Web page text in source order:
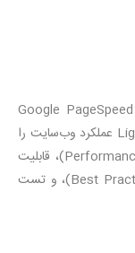
ارزیابی وب‌سایت با ابزار Lighthouse از طریق Google PageSpeed
Insights انجام می‌شود که با استفاده از Lighthouse عملکرد وب‌سایت را
شبیه‌سازی می‌کند و شاخص‌هایی مثل عملکرد (Performance)، قابلیت
دسترسی (Accessibility)، بهترین شیوه‌ها (Best Practices)، و تست